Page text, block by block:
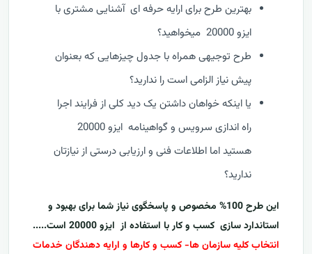
بهترین طرح برای ارایه حرفه ای آشنایی مشتری با
ایزو 20000 میخواهید؟
طرح توجیهی همراه با جدول چیزهایی که بعنوان
پیش نیاز الزامی است را ندارید؟
یا اینکه خواهان داشتن یک دید کلی از فرایند اجرا
هستید اما اطلاعات فنی و ارزیابی درستی از نیازتان
ندارید؟
این طرح 100% مخصوص و پاسخگوی نیاز شما برای بهبود و
استاندارد سازی کسب و کار با استفاده از ایزو 20000
است.....
انتخاب کلیه سازمان ها- کسب و کارها و ارایه دهندگان خدمات